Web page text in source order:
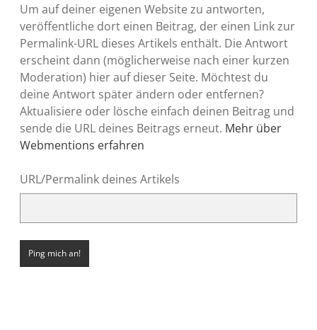
Um auf deiner eigenen Website zu antworten,
veröffentliche dort einen Beitrag, der einen Link zur
Permalink-URL dieses Artikels enthält. Die Antwort
erscheint dann (möglicherweise nach einer kurzen
Moderation) hier auf dieser Seite. Möchtest du
deine Antwort später ändern oder entfernen?
Aktualisiere oder lösche einfach deinen Beitrag und
sende die URL deines Beitrags erneut. Mehr über
Webmentions erfahren
URL/Permalink deines Artikels